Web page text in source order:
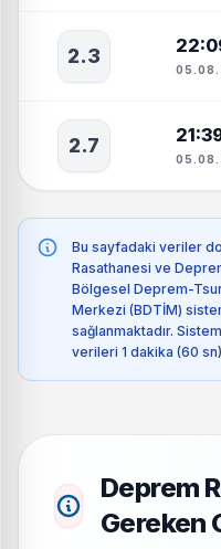
2.3
2.7
Bu sayfadaki veriler
Rasathanesi ve
Bölgesel Deprem-
Merkezi (BDTİM)
sağlanmaktadır.
verileri 1 dakika (60
Deprem
Gereken